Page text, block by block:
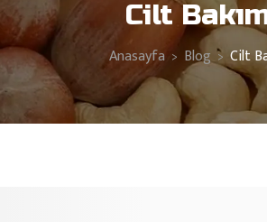
Cilt
Anasayfa > Blog > Cilt